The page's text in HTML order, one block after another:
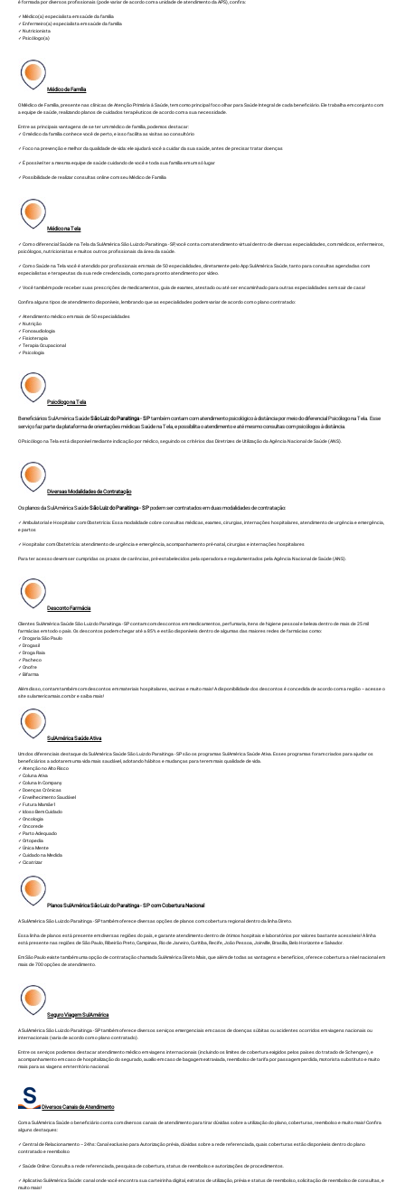
é formada por diversos profissionais (pode variar de acordo com a unidade de atendimento da APS), confira:
✓ Médico(a) especialista em saúde da família
✓ Enfermeiro(a) especialista em saúde da família
✓ Nutricionista
✓ Psicólogo(a)
Médico de Família
O Médico de Família, presente nas clínicas de Atenção Primária à Saúde, tem como principal foco olhar para Saúde Integral de cada beneficiário. Ele trabalha em conjunto com
a equipe de saúde, realizando planos de cuidados terapêuticos de acordo com a sua necessidade.
Entre as principais vantagens de se ter um médico de família, podemos destacar:
✓ O médico da família conhece você de perto, e isso facilita as visitas ao consultório
✓ Foco na prevenção e melhor da qualidade de vida: ele ajudará você a cuidar da sua saúde, antes de precisar tratar doenças
✓ É possível ter a mesma equipe de saúde cuidando de você e toda sua família em um só lugar
✓ Possibilidade de realizar consultas online com seu Médico de Família
Médico na Tela
✓ Com o diferencial Saúde na Tela da SulAmérica São Luiz do Paraitinga - SP, você conta com atendimento virtual dentro de diversas especialidades, com médicos, enfermeiros,
psicólogos, nutricionistas e muitos outros profissionais da área da saúde.
✓ Com o Saúde na Tela você é atendido por profissionais em mais de 50 especialidades, diretamente pelo App SulAmérica Saúde, tanto para consultas agendadas com
especialistas e terapeutas da sua rede credenciada, como para pronto atendimento por vídeo.
✓ Você também pode receber suas prescrições de medicamentos, guia de exames, atestado ou até ser encaminhado para outras especialidades sem sair de casa!
Confira alguns tipos de atendimento disponíveis, lembrando que as especialidades podem variar de acordo com o plano contratado:
✓ Atendimento médico em mais de 50 especialidades
✓ Nutrição
✓ Fonoaudiologia
✓ Fisioterapia
✓ Terapia Ocupacional
✓ Psicologia
Psicólogo na Tela
Beneficiários SulAmérica SaúdeSão Luiz do Paraitinga - SPtambém contam com atendimento psicológico à distância por meio do diferencial Psicólogo na Tela. Esse
serviço faz parte da plataforma de orientações médicas Saúde na Tela, e possibilita o atendimento e até mesmo consultas com psicólogos à distância.
O Psicólogo na Tela está disponível mediante indicação por médico, seguindo os critérios das Diretrizes de Utilização da Agência Nacional de Saúde (ANS).
Diversas Modalidades de Contratação
Os planos da SulAmérica SaúdeSão Luiz do Paraitinga - SPpodem ser contratados em duas modalidades de contratação:
✓ Ambulatorial e Hospitalar com Obstetrícia: Essa modalidade cobre consultas médicas, exames, cirurgias, internações hospitalares, atendimento de urgência e emergência,
e partos
✓ Hospitalar com Obstetrícia: atendimento de urgência e emergência, acompanhamento pré-natal, cirurgias e internações hospitalares
Para ter acesso devem ser cumpridas os prazos de carências, pré-estabelecidos pela operadora e regulamentados pela Agência Nacional de Saúde (ANS).
Desconto Farmácia
Clientes SulAmérica Saúde São Luiz do Paraitinga - SP contam com descontos em medicamentos, perfumaria, itens de higiene pessoal e beleza dentro de mais de 25 mil
farmácias em todo o país. Os descontos podem chegar até a 85% e estão disponíveis dentro de algumas das maiores redes de farmácias como:
✓ Drogaria São Paulo
✓ Drogasil
✓ Droga Raia
✓ Pacheco
✓ Onofre
✓ Bifarma
Além disso, contam também com descontos em materiais hospitalares, vacinas e muito mais! A disponibilidade dos descontos é concedida de acordo com a região – acesse o
site sulamericamais.com.br e saiba mais!
SulAmérica Saúde Ativa
Um dos diferenciais destaque da SulAmérica Saúde São Luiz do Paraitinga - SP são os programas SulAmérica Saúde Ativa. Esses programas foram criados para ajudar os
beneficiários a adotarem uma vida mais saudável, adotando hábitos e mudanças para terem mais qualidade de vida.
✓ Atenção no Alto Risco
✓ Coluna Ativa
✓ Coluna In Company
✓ Doenças Crônicas
✓ Envelhecimento Saudável
✓ Futura Mamãe1
✓ Idoso Bem Cuidado
✓ Oncologia
✓ Oncorede
✓ Parto Adequado
✓ Ortopedia
✓ Única Mente
✓ Cuidado na Medida
✓ Cicatrizar
Planos SulAméricaSão Luiz do Paraitinga - SPcom Cobertura Nacional
A SulAmérica São Luiz do Paraitinga - SP também oferece diversas opções de planos com cobertura regional dentro da linha Direto.
Essa linha de planos está presente em diversas regiões do país, e garante atendimento dentro de ótimos hospitais e laboratórios por valores bastante acessíveis! A linha
está presente nas regiões de São Paulo, Ribeirão Preto, Campinas, Rio de Janeiro, Curitiba, Recife, João Pessoa, Joinville, Brasília, Belo Horizonte e Salvador.
Em São Paulo existe também uma opção de contratação chamada SulAmérica Direto Mais, que além de todas as vantagens e benefícios, oferece cobertura a nível nacional em
mais de 700 opções de atendimento.
Seguro Viagem SulAmérica
A SulAmérica São Luiz do Paraitinga - SP também oferece diversos serviços emergenciais em casos de doenças súbitas ou acidentes ocorridos em viagens nacionais ou
internacionais (varia de acordo com o plano contratado).
Entre os serviços podemos destacar atendimento médico em viagens internacionais (incluindo os limites de cobertura exigidos pelos países do tratado de Schengen), e
acompanhamento em caso de hospitalização do segurado, auxilio em caso de bagagem extraviada, reembolso de tarifa por passagem perdida, motorista substituto e muito
mais para as viagens em território nacional.
Diversos Canais de Atendimento
Com a SulAmérica Saúde o beneficiário conta com diversos canais de atendimento para tirar dúvidas sobre a utilização do plano, coberturas, reembolso e muito mais! Confira
alguns destaques:
✓ Central de Relacionamento – 24hs: Canal exclusivo para Autorização prévia, dúvidas sobre a rede referenciada, quais coberturas estão disponíveis dentro do plano
contratado e reembolso
✓ Saúde Online: Consulta a rede referenciada, pesquisa de cobertura, status de reembolso e autorizações de procedimentos.
✓ Aplicativo SulAmérica Saúde: canal onde você encontra sua carteirinha digital, extratos de utilização, prévia e status de reembolso, solicitação de reembolso de consultas, e
muito mais!